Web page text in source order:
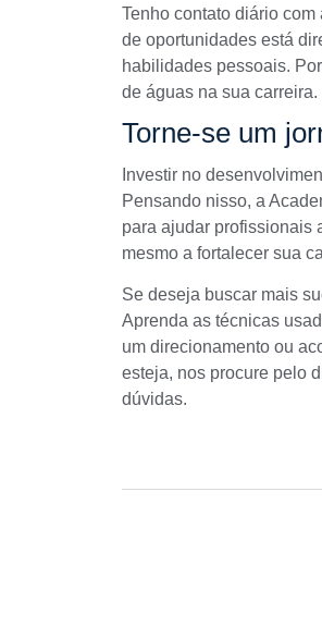
Tenho contato diário
de oportunidades está
habilidades pessoais.
de águas na sua carreira.
Torne-se um
Investir no
Pensando nisso, a
para ajudar profissionais
mesmo a fortalecer sua
Se deseja buscar mais
Aprenda as técnicas
um direcionamento ou
esteja, nos procure pelo
dúvidas.